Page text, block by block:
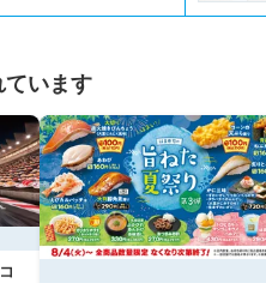
ています